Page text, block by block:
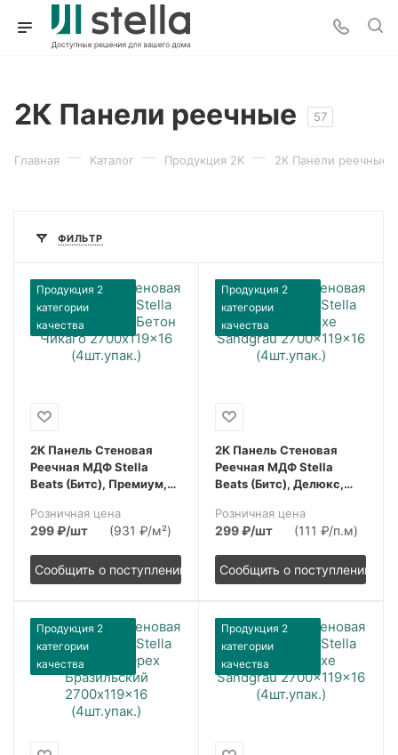
2К Панели реечные 57
Главная — Каталог — Продукция 2К — 2К Панели реечные
ФИЛЬТР
Продукция 2
категории
качества
2К Панель Стеновая
Реечная МДФ Stella
Beats (Битс), Премиум,
2700x119x16, (4шт.упак.)
Розничная цена
299₽/шт (931 ₽/м²)
Сообщить о поступлении
Продукция 2
категории
качества
2К Панель Стеновая
Реечная МДФ Stella
Beats (Битс), Делюкс,
2700x119x16, (4шт.упак.)
Розничная цена
299₽/шт (111 ₽/п.м)
Сообщить о поступлении
Продукция 2
категории
качества
Продукция 2
категории
качества